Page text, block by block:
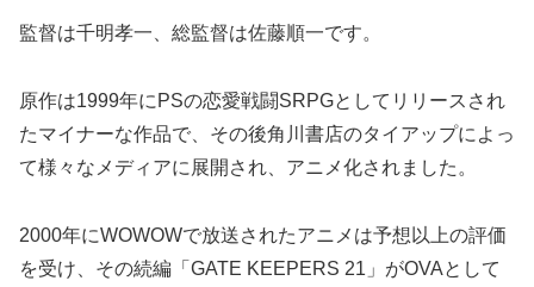
監督は千明孝一、総監督は佐藤順一です。
原作は1999年にPSの恋愛戦闘SRPGとしてリリースされ
たマイナーな作品で、その後角川書店のタイアップによっ
て様々なメディアに展開され、アニメ化されました。
2000年にWOWOWで放送されたアニメは予想以上の評価
を受け、その続編「GATE KEEPERS 21」がOVAとして